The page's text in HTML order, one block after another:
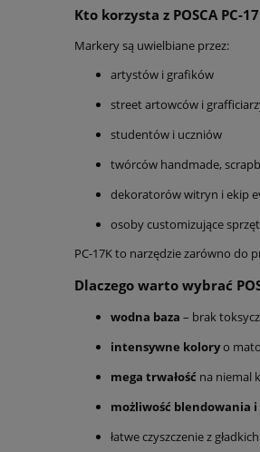
Kto korzysta z POSCA PC-
Markery są uwielbiane przez:
artystów i grafików
street artowców i
studentów i uczniów
twórców handmade,
dekoratorów witryn i ekip
osoby customizujące
PC-17K to narzędzie zarówno do
Dlaczego warto wybrać
wodna baza – brak
intensywne koloryo
mega trwałość na niemal
możliwość blendowania
łatwe czyszczenie z